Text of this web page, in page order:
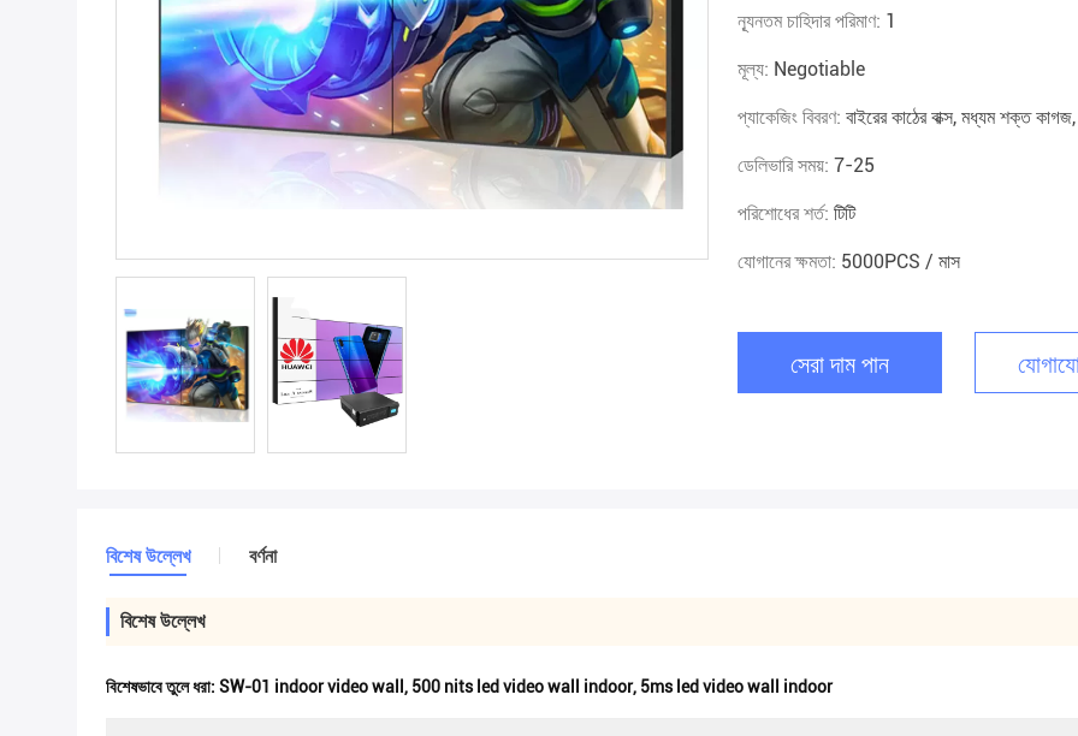
ন্যূনতম চাহিদার পরিমাণ: 1
মূল্য: Negotiable
প্যাকেজিং বিবরণ: বাইরের কাঠের বাক্স, মধ্যম শক্ত
ডেলিভারি সময়: 7-25
পরিশোধের শর্ত: টিটি
যোগানের ক্ষমতা: 5000PCS / মাস
সেরা দাম পান
বিশেষ উল্লেখ বর্ণনা
বিশেষ উল্লেখ
বিশেষভাবে তুলে ধরা: SW-01 indoor video wall , 500 nits led video wall indoor, 5ms led video wall indoor